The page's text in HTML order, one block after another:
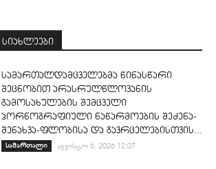
სამართალდამცველებმა წინასწარი
შეცნობით არასრულწლოვანის
გამოსახულების შემცველი
პორნოგრაფიული ნაწარმოების შეძენა-
შენახვა-ფლობისა და გავრცელებისთვის...
სამართალი აგვისტო 6, 2026 12:07